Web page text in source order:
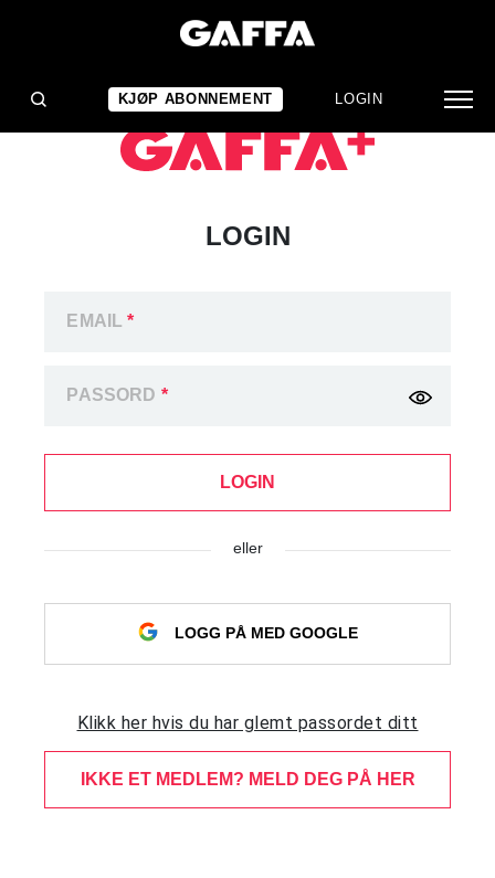
KJØP ABONNEMENT LOGIN
LOGIN
EMAIL*
PASSORD *
LOGIN
eller
LOGG PÅ MED GOOGLE
Klikk her hvis du har glemt passordet ditt
IKKE ET MEDLEM? MELD DEG PÅ HER